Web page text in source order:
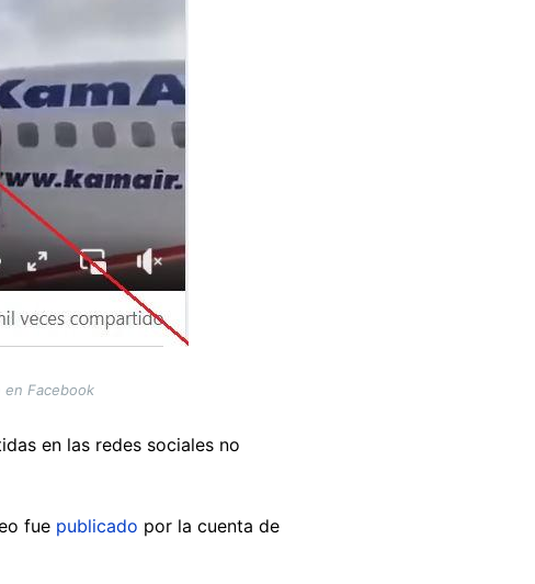
en Facebook
en las redes sociales no
fue publicado por la cuenta de